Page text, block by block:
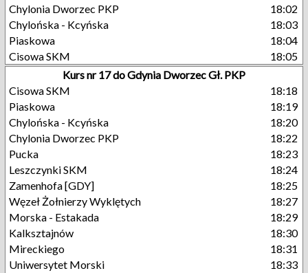
Chylonia Dworzec PKP
18:02
Chylońska - Kcyńska
18:03
Piaskowa
18:04
Cisowa SKM
18:05
Kurs nr 17 do Gdynia Dworzec Gł. PKP
Cisowa SKM
18:18
Piaskowa
18:19
Chylońska - Kcyńska
18:20
Chylonia Dworzec PKP
18:22
Pucka
18:23
Leszczynki SKM
18:24
Zamenhofa [GDY]
18:25
Węzeł Żołnierzy Wyklętych
18:27
Morska - Estakada
18:29
Kalksztajnów
18:30
Mireckiego
18:31
Uniwersytet Morski
18:33